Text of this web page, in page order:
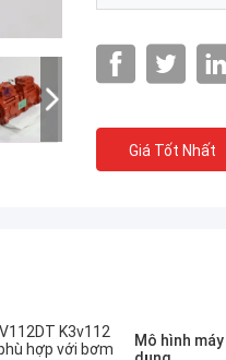
Giá Tốt Nhất
K3v112
hợp với bơm
Mô hình